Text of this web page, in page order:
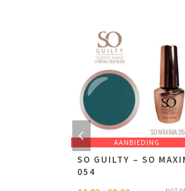
AANBIEDING
SO GUILTY – SO
054